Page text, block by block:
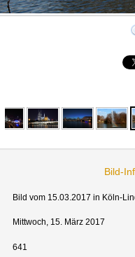
Bild-
Bild vom 15.03.2017 in Köln-
Mittwoch, 15. März 2017
641